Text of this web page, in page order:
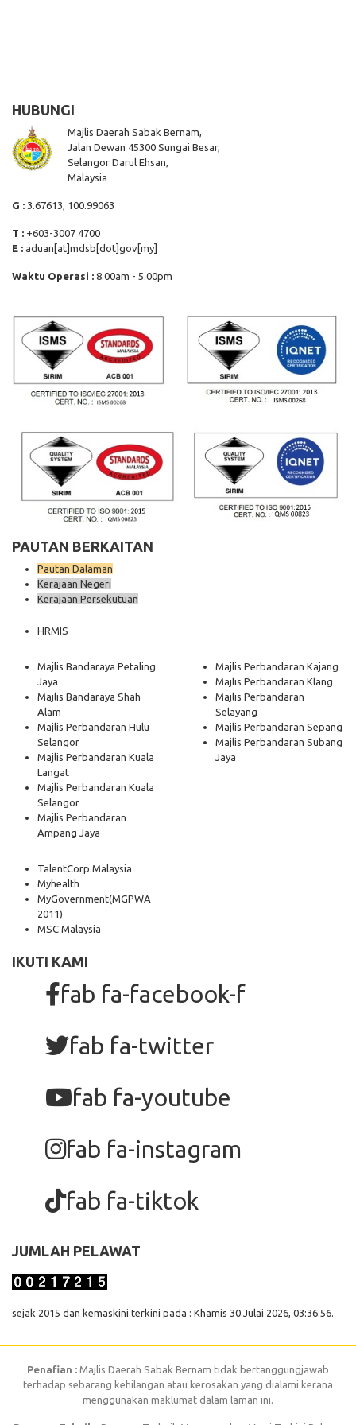
HUBUNGI
Majlis Daerah Sabak Bernam,
Jalan Dewan 45300 Sungai Besar,
Selangor Darul Ehsan,
Malaysia
G : 3.67613, 100.99063
T : +603-3007 4700
E : aduan[at]mdsb[dot]gov[my]
Waktu Operasi : 8.00am - 5.00pm
PAUTAN BERKAITAN
Pautan Dalaman
Kerajaan Negeri
Kerajaan Persekutuan
HRMIS
Majlis Bandaraya Petaling
Jaya
Majlis Bandaraya Shah
Alam
Majlis Perbandaran Hulu
Selangor
Majlis Perbandaran Kuala
Langat
Majlis Perbandaran Kuala
Selangor
Majlis Perbandaran
Ampang Jaya
Majlis Perbandaran Kajang
Majlis Perbandaran Klang
Majlis Perbandaran
Selayang
Majlis Perbandaran Sepang
Majlis Perbandaran Subang
Jaya
TalentCorp Malaysia
Myhealth
MyGovernment(MGPWA
2011)
MSC Malaysia
IKUTI KAMI
fab fa-facebook-f
fab fa-twitter
fab fa-youtube
fab fa-instagram
fab fa-tiktok
JUMLAH PELAWAT
sejak 2015 dan kemaskini terkini pada : Khamis 30 Julai 2026, 03:36:56.
Penafian : Majlis Daerah Sabak Bernam tidak bertanggungjawab
terhadap sebarang kehilangan atau kerosakan yang dialami kerana
menggunakan maklumat dalam laman ini.